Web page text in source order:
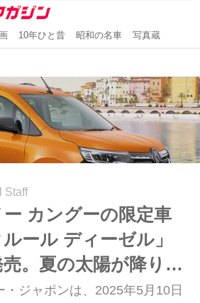
10年ひと昔 昭和の名車 写真蔵
Staff
ー カングーの限定車
ルール ディーゼル」
売。夏の太陽が降り注
海のオレンジをイメ
・ジャポンは、2025年5月10日